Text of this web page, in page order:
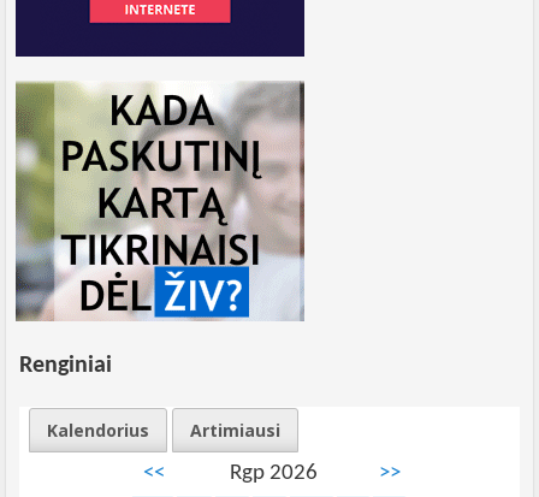
Renginiai
Kalendorius
Artimiausi
<<
Rgp 2026 >>